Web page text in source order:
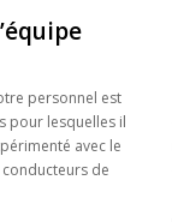
personnel est
pour lesquelles il
avec le
de